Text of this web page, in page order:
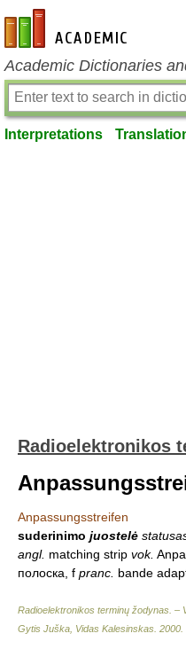
en-academic.com
Academic Dictionaries
Interpretations
Radioelektronikos
Anpassungsstreifen
suderinimo juostelė
angl. matching strip vok.
полоска, f pranc. bande
Radioelektronikos terminų žodynas. –
Gytis Juška, Vidas Kalesinskas 2000